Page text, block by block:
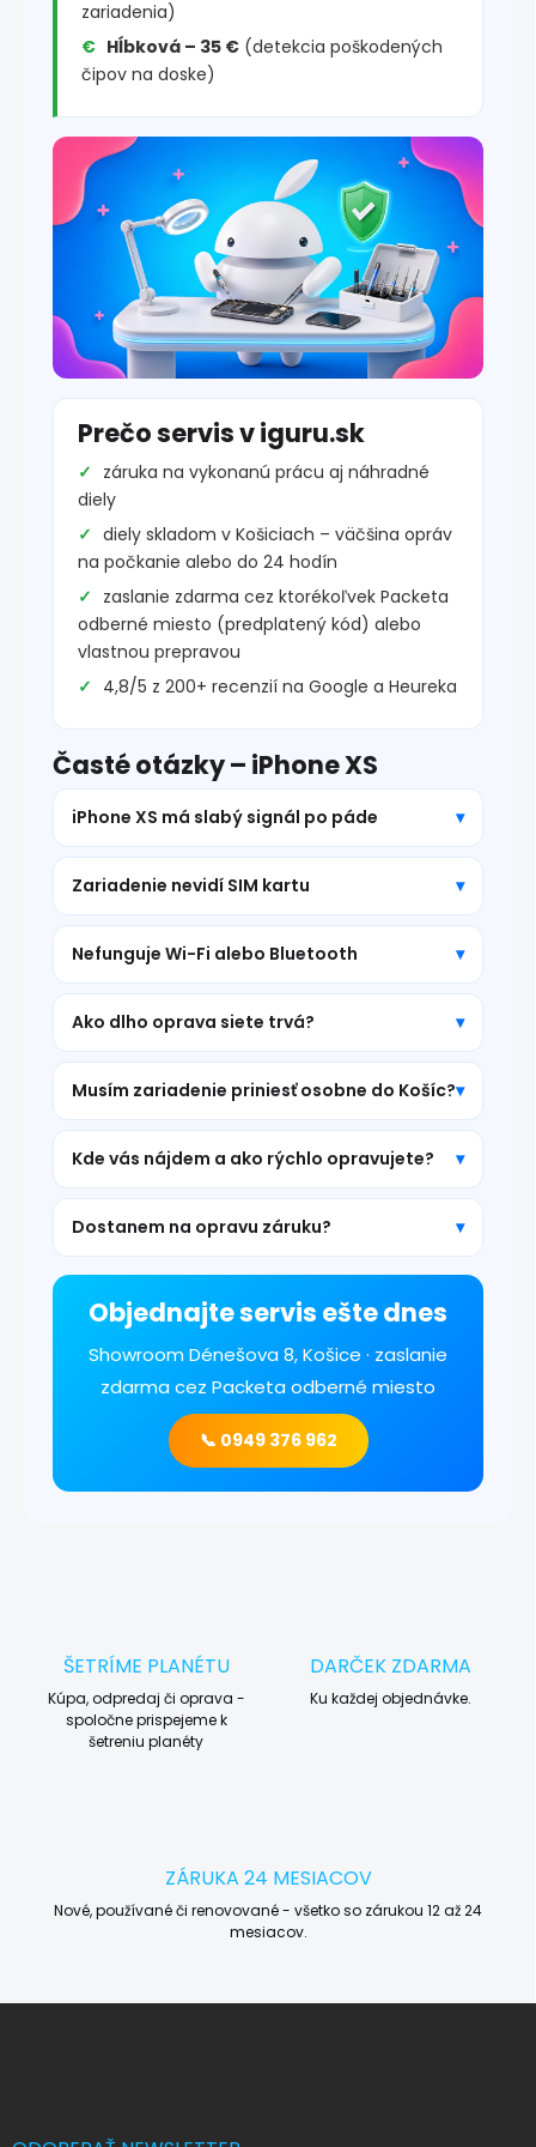
zariadenia)
Hĺbková – 35 € (detekcia poškodených
čipov na doske)
Prečo servis v iguru.sk
záruka na vykonanú prácu aj náhradné
diely
diely skladom v Košiciach – väčšina opráv
na počkanie alebo do 24 hodín
zaslanie zdarma cez ktorékoľvek Packeta
odberné miesto (predplatený kód) alebo
vlastnou prepravou
4,8/5 z 200+ recenzií na Google a Heureka
Časté otázky – iPhone XS
iPhone XS má slabý signál po páde
Zariadenie nevidí SIM kartu
Nefunguje Wi-Fi alebo Bluetooth
Ako dlho oprava siete trvá?
Musím zariadenie priniesť osobne do Košíc?
Kde vás nájdem a ako rýchlo opravujete?
Dostanem na opravu záruku?
Objednajte servis ešte dnes
Showroom Dénešova 8, Košice · zaslanie
zdarma cez Packeta odberné miesto
📞 0949 376 962
ŠETRÍME PLANÉTU
Kúpa, odpredaj či oprava -
spoločne prispejeme k
šetreniu planéty
DARČEK ZDARMA
Ku každej objednávke.
ZÁRUKA 24 MESIACOV
Nové, používané či renovované - všetko so zárukou 12 až 24
mesiacov.